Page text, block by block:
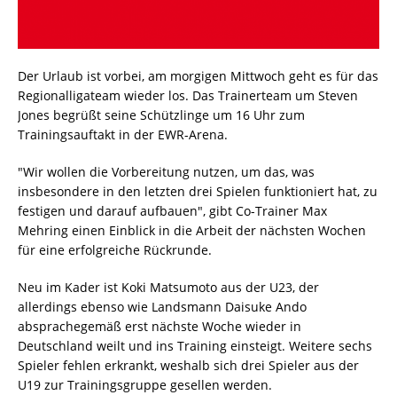
Der Urlaub ist vorbei, am morgigen Mittwoch geht es für das
Regionalligateam wieder los. Das Trainerteam um Steven
Jones begrüßt seine Schützlinge um 16 Uhr zum
Trainingsauftakt in der EWR-Arena.
"Wir wollen die Vorbereitung nutzen, um das, was
insbesondere in den letzten drei Spielen funktioniert hat, zu
festigen und darauf aufbauen", gibt Co-Trainer Max
Mehring einen Einblick in die Arbeit der nächsten Wochen
für eine erfolgreiche Rückrunde.
Neu im Kader ist Koki Matsumoto aus der U23, der
allerdings ebenso wie Landsmann Daisuke Ando
absprachegemäß erst nächste Woche wieder in
Deutschland weilt und ins Training einsteigt. Weitere sechs
Spieler fehlen erkrankt, weshalb sich drei Spieler aus der
U19 zur Trainingsgruppe gesellen werden.